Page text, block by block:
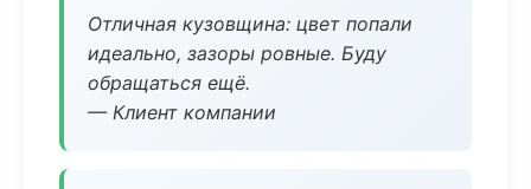
Отличная кузовщина: цвет попали
идеально, зазоры ровные. Буду
обращаться ещё.
— Клиент компании